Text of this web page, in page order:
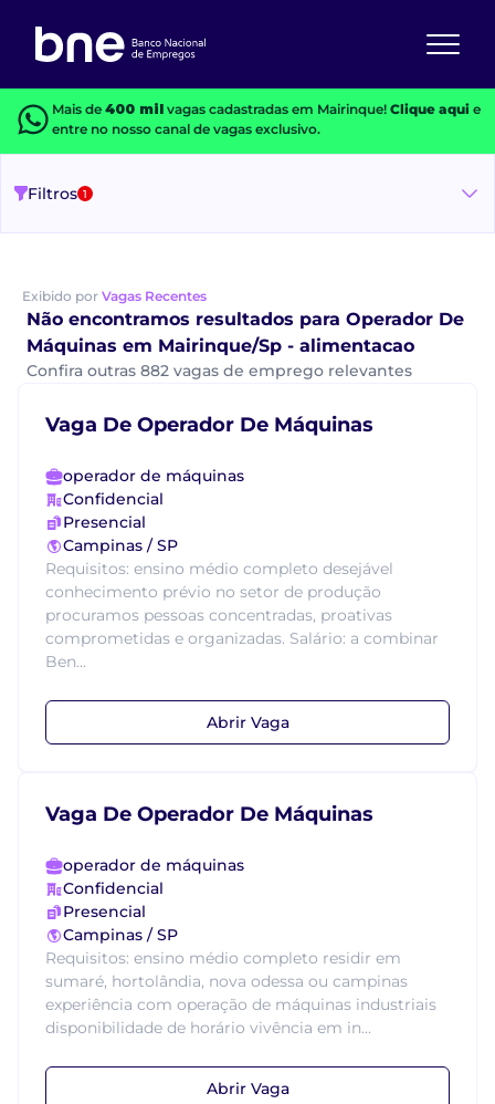
Mais de 400 milvagas cadastradas em Mairinque! Clique aquie
entre no nosso canal de vagas exclusivo.
Filtros 1
Exibido por Vagas Recentes
Não encontramos resultados para Operador De
Máquinas em Mairinque/Sp - alimentacao
Confira outras 882 vagas de emprego relevantes
Vaga De Operador De Máquinas
operador de máquinas
Confidencial
Presencial
Campinas / SP
Requisitos: ensino médio completo desejável
conhecimento prévio no setor de produção
procuramos pessoas concentradas, proativas
comprometidas e organizadas. Salário: a combinar
Ben...
Abrir Vaga
Vaga De Operador De Máquinas
operador de máquinas
Confidencial
Presencial
Campinas / SP
Requisitos: ensino médio completo residir em
sumaré, hortolândia, nova odessa ou campinas
experiência com operação de máquinas industriais
disponibilidade de horário vivência em in...
Abrir Vaga